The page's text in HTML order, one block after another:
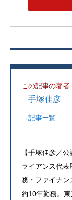
この記事の著者
手塚佳彦
→記事一覧
【手塚佳彦／
ライアンス代
務・ファイナン
約10年勤務。